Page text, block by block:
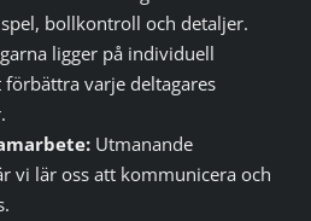
bollkontroll och detaljer.
ligger på individuell
varje deltagares
Utmanande
vi lär oss att kommunicera och